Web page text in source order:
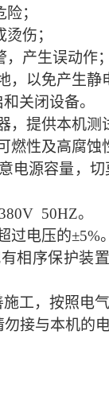
；
伤；
，产生误动作
，以免产生静
关闭设备。
，提供本机
燃性及高腐蚀
电源容量，
50HZ。
过电压的±5%
相序保护装
工，按照电
接与本机的